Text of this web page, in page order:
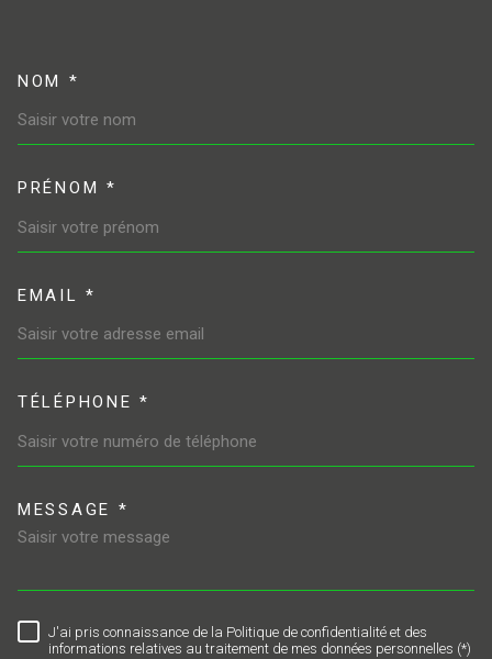
NOM *
PRÉNOM *
EMAIL *
TÉLÉPHONE *
MESSAGE *
RÈGLEMENTATION
J'ai pris connaissance de la Politique de confidentialité et des
informations relatives au traitement de mes données personnelles (*)